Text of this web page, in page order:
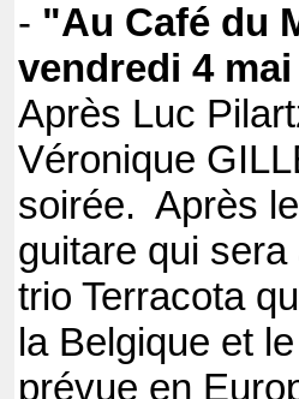
- "Au Café du
vendredi 4 mai
Après Luc
Véronique
soirée. Après
guitare qui
trio Terracota
la Belgique et
prévue en